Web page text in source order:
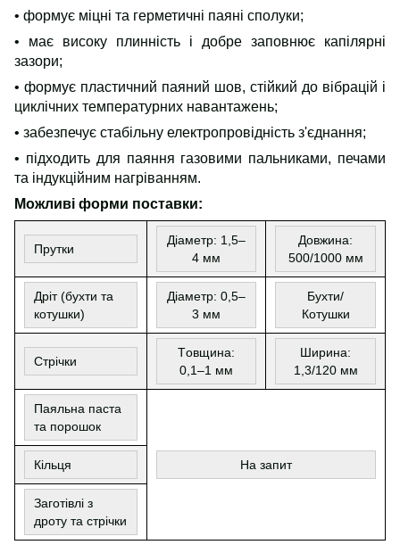
• формує міцні та герметичні паяні сполуки;
• має високу плинність і добре заповнює капілярні
зазори;
• формує пластичний паяний шов, стійкий до вібрацій і
циклічних температурних навантажень;
• забезпечує стабільну електропровідність з'єднання;
• підходить для паяння газовими пальниками, печами
та індукційним нагріванням.
Можливі форми поставки:
Прутки
Діаметр: 1,5–
4 мм
Довжина:
500/1000 мм
Дріт(бухти та
котушки)
Діаметр: 0,5–
3 мм
Бухти/
Котушки
Стрічки
Товщина:
0,1–1 мм
Ширина:
1,3/120 мм
Паяльна паста
та порошок
На запит
Кільця
Заготівлі з
дроту та стрічки